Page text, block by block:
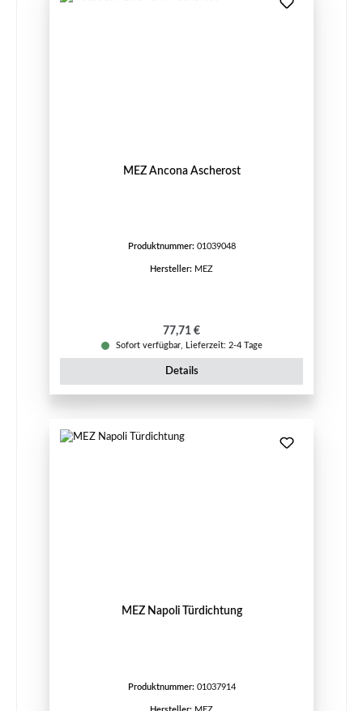
MEZ Ancona Ascherost
Produktnummer: 01039048
Hersteller: MEZ
Regulärer Preis:
77,71 €
Sofort verfügbar, Lieferzeit: 2-4 Tage
Details
MEZ Napoli Türdichtung
Produktnummer: 01037914